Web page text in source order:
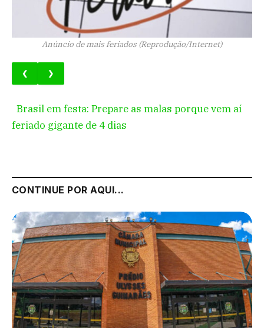
Anúncio de mais feriados (Reprodução/Internet)
❮ ❯
Brasil em festa: Prepare as malas porque vem aí
feriado gigante de 4 dias
CONTINUE POR AQUI...